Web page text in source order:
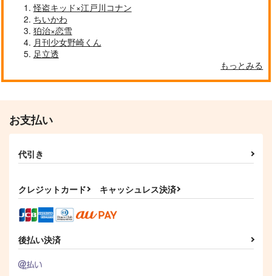
作品詳細 作品詳細
茶碗飯
3,500円 （税込）
歌仙兼定
サンプル
作品詳細
ふじある茶房
944円
サンプル
怪盗キッド×江戸川コナン
ちいかわ
狛治×恋雪
月刊少女野崎くん
足立透
もっとみる
お支払い
代引き
クレジットカード キャッシュレス決済
後払い決済